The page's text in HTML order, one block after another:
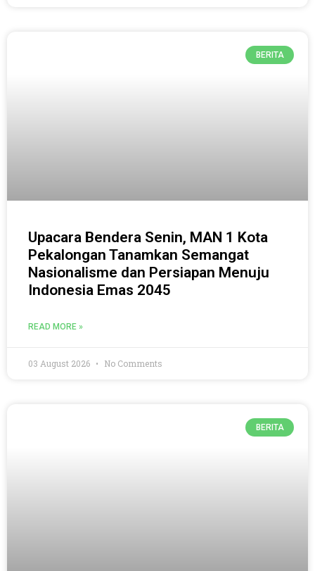
BERITA
Upacara Bendera Senin, MAN 1 Kota
Pekalongan Tanamkan Semangat
Nasionalisme dan Persiapan Menuju
Indonesia Emas 2045
READ MORE »
03 August 2026 No Comments
BERITA